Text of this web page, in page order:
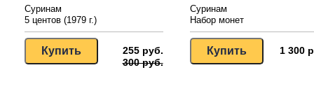
Суринам
5 центов (1979 г.)
255 руб.
300 руб.
Суринам
Набор монет
1 300